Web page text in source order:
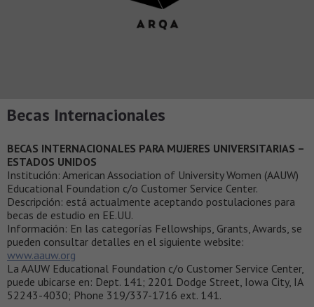
Becas Internacionales
BECAS INTERNACIONALES PARA MUJERES UNIVERSITARIAS –
ESTADOS UNIDOS
Institución: American Association of University Women (AAUW)
Educational Foundation c/o Customer Service Center.
Descripción: está actualmente aceptando postulaciones para
becas de estudio en EE.UU.
Información: En las categorías Fellowships, Grants, Awards, se
pueden consultar detalles en el siguiente website:
www.aauw.org
La AAUW Educational Foundation c/o Customer Service Center,
puede ubicarse en: Dept. 141; 2201 Dodge Street, Iowa City, IA
52243-4030; Phone 319/337-1716 ext. 141.